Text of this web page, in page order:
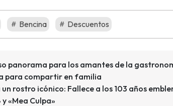
Bencina Descuentos
panorama para los amantes de la
para compartir en familia
un rostro icónico: Fallece a los 103 años
«Mea Culpa»